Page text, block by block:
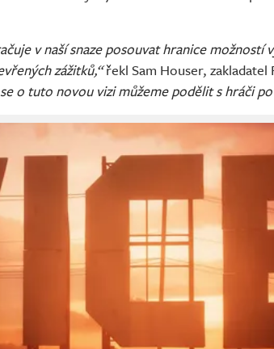
v naší snaze posouvat hranice možností
zážitků,“řekl Sam Houser, zakladatel
o tuto novou vizi můžeme podělit s hráči